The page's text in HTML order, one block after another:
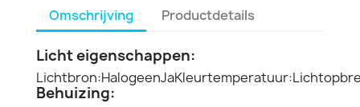
Omschrijving Productdetails
Licht eigenschappen:
Behuizing: